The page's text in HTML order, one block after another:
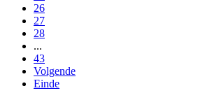
26
27
28
...
43
Volgende
Einde